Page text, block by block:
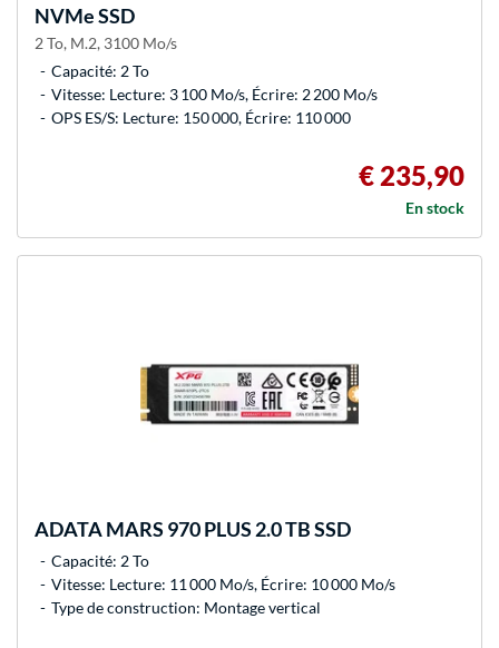
NVMe SSD
2 To, M.2, 3100 Mo/s
Capacité: 2 To
Vitesse: Lecture: 3 100 Mo/s, Écrire: 2 200 Mo/s
OPS ES/S: Lecture: 150 000, Écrire: 110 000
€ 235,90
En stock
ADATAMARS 970 PLUS 2.0 TB SSD
Capacité: 2 To
Vitesse: Lecture: 11 000 Mo/s, Écrire: 10 000 Mo/s
Type de construction: Montage vertical